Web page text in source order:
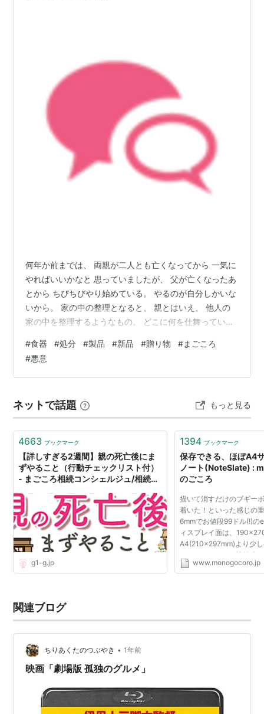
何年か前までは、 両親が二人とも亡くなってから 一気に
やればいいかなと 思っていましたが、 父が亡くなったあ
とから ちびちびやり始めている。 やるのが自分しかいな
いから。 家の中の整理となると、 親とはいえ、 他人の
家の中を整理するようなもの。 どこに何を仕舞っている
時間を要することを知り、 早めに取り掛かって良かった
と痛感する。 ①普段使う食器 ②今は使っていないけど
たまに使いそうな食器 ③もう使わないだろうと思う食器
器 など、ざっくり５種類に分類できる。 ①は数を減ら
せるものは減らして…
#食器 #処分 #製品 #新品 #贈り物 #まごころ
#悪意
ネットで話題 もっと見る
4663 ブックマーク
【詳しすぎる2週間】親の死亡後にま
ずやること（行動チェックリスト付）
- まごころ相続コンシェルジュ/相続手
g1-g.jp
1394 ブックマーク
保存できる、ほぼA4
ノート(NoteSlate) :
のごころ
描いて消すだけのブギー
着いた！といった感じの
6mmでお値段99ドル(!)の
ィスプレイ面は、
A4(210x297mm)より少
iPad、Kindleとの比較表
で、メールは見られるけ
www.monogocoro.jp
関連ブログ
ちりあくたのつぶやき • 1年前
映画「劇場版 孤独のグルメ」